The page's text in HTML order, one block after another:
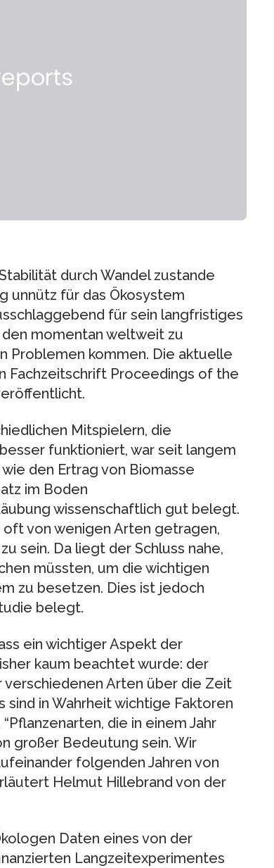
durch Wandel zustande
unnütz für das Ökosystem
für sein langfristiges
den momentan weltweit zu
Problemen kommen. Die aktuelle
Fachzeitschrift Proceedings of the
Mitspielern, die
funktioniert, war seit langem
den Ertrag von Biomasse
im Boden
wissenschaftlich gut belegt.
von wenigen Arten getragen,
sein. Da liegt der Schluss nahe,
müssten, um die wichtigen
zu besetzen. Dies ist jedoch
belegt.
ein wichtiger Aspekt der
kaum beachtet wurde: der
Arten über die Zeit
sind in Wahrheit wichtige Faktoren
die in einem Jahr
großer Bedeutung sein. Wir
folgenden Jahren von
Helmut Hillebrand von der
Daten eines von der
Langzeitexperimentes